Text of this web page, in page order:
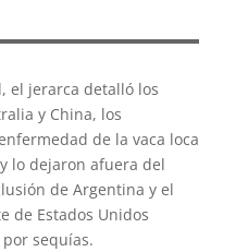
el jerarca detalló los
y China, los
de la vaca loca
lo dejaron afuera del
de Argentina y el
de Estados Unidos
sequías.